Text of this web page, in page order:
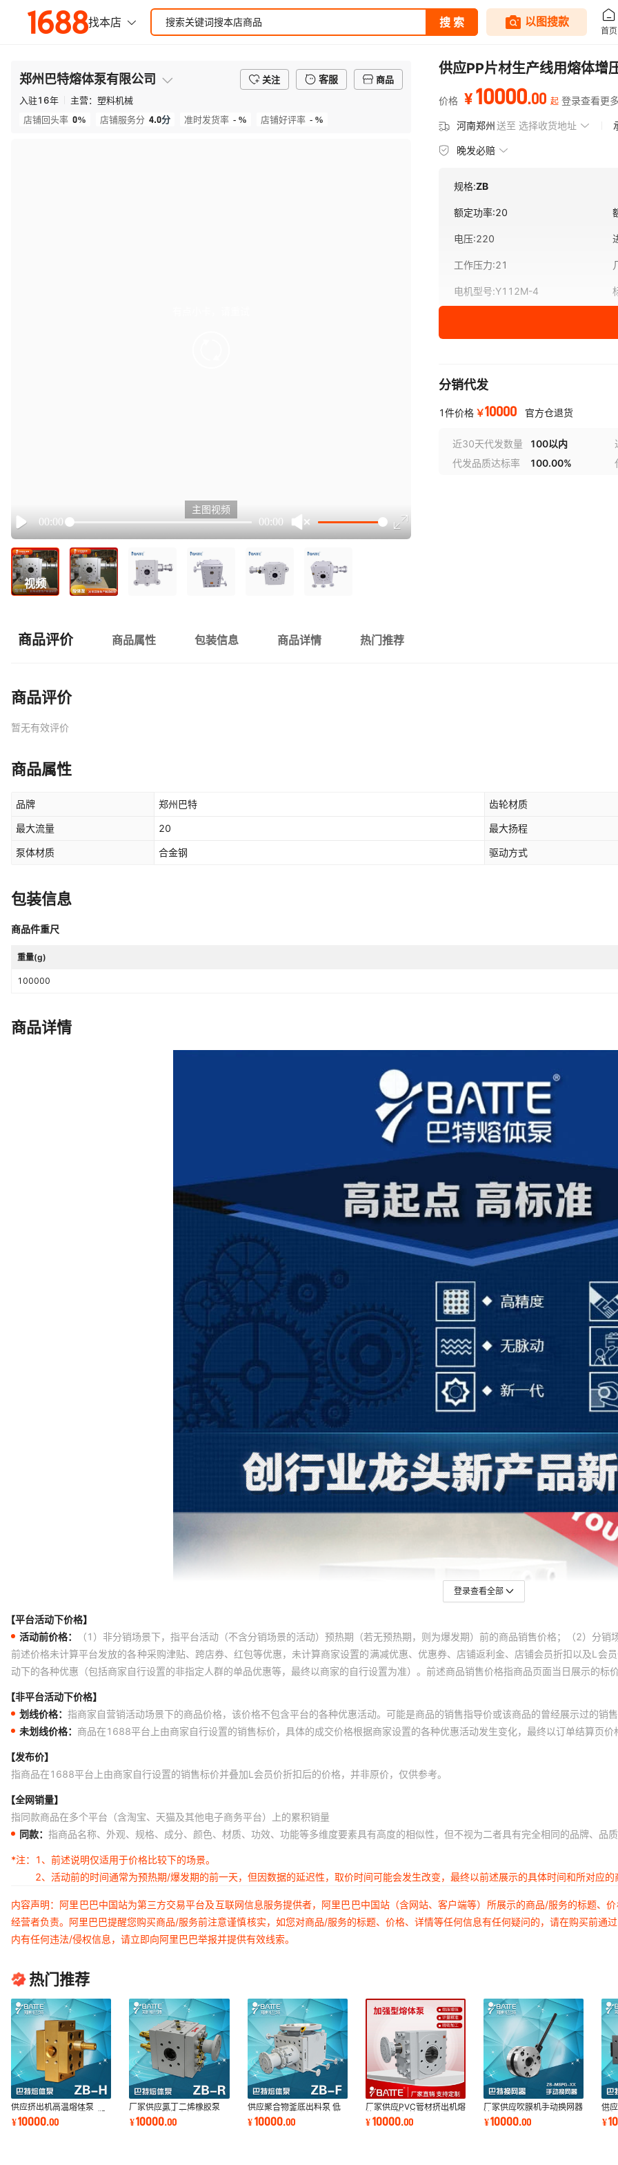
郑州巴特熔体泵有限公司 关注 客服
商品
入驻16年 主营： 塑料机械
店铺回头率 0% 店铺服务分 4.0分 准时发货率 - % 店铺好评率 - %
Play
00:00 00:00
主图视频
视频
供应PP片材生产线用熔体增
价格 ¥10000.00 起 登录查看更
河南郑州送至 选择收货地址
晚发必赔
规格:ZB
额定功率:20
电压:220
工作压力:21
电机型号:Y112M-4
分销代发
1件价格 ￥10000 官方仓退货
近30天代发数量 100以内
代发品质达标率
100.00%
商品评价 商品属性 包装信息 商品详情 热门推荐
商品评价
暂无有效评价
商品属性
品牌 郑州巴特 齿轮材质
最大流量 20 最大扬程
泵体材质 合金钢 驱动方式
包装信息
商品件重尺
重量(g)
100000
商品详情
登录查看全部
【平台活动下价格】
活动前价格：
（1）非分销场景下，指平台活动（不含分销场景的活动）预热期（若无预热期，则为爆发期）前的商品销售价格；（2）分
前述价格未计算平台发放的各种采购津贴、跨店券、红包等优惠，未计算商家设置的满减优惠、优惠券、店铺返利金、店铺会员折扣以及L会
动下的各种优惠（包括商家自行设置的非指定人群的单品优惠等，最终以商家的自行设置为准）。前述商品销售价格指商品页面当日展示的
【非平台活动下价格】
划线价格： 指商家自营销活动场景下的商品价格，该价格不包含平台的各种优惠活动。可能是商品的销售指导价或该商品的曾经展示过的销
未划线价格： 商品在1688平台上由商家自行设置的销售标价，具体的成交价格根据商家设置的各种优惠活动发生变化，最终以订单结算页价
【发布价】
指商品在1688平台上由商家自行设置的销售标价并叠加L会员价折扣后的价格，并非原价，仅供参考。
【全网销量】
指同款商品在多个平台（含淘宝、天猫及其他电子商务平台）上的累积销量
同款： 指商品名称、外观、规格、成分、颜色、材质、功效、功能等多维度要素具有高度的相似性，但不视为二者具有完全相同的品牌、品
*注：
1、前述说明仅适用于价格比较下的场景。
2、活动前的时间通常为预热期/爆发期的前一天，但因数据的延迟性，取价时间可能会发生改变，最终以前述展示的具体时间和所对应的
内容声明：阿里巴巴中国站为第三方交易平台及互联网信息服务提供者，阿里巴巴中国站（含网站、客户端等）所展示的商品/服务的标题、
经营者负责。阿里巴巴提醒您购买商品/服务前注意谨慎核实，如您对商品/服务的标题、价格、详情等任何信息有任何疑问的，请在购买前通
内有任何违法/侵权信息，请立即向阿里巴巴举报并提供有效线索。
热门推荐
供应挤出机高温熔体泵
100cc高温熔体计量泵 塑
料熔体齿轮泵
¥10000.00
厂家供应氯丁二烯橡胶泵
EPDM橡胶挤出机齿轮泵
塑料熔体齿轮泵
¥10000.00
供应聚合物釜底出料泵 低
压大流量熔体出料泵 熔体
输送齿轮泵
¥10000.00
厂家供应PVC管材挤出机熔
体泵 双螺杆挤出机计量泵
100CC熔体泵
¥10000.00
厂家供应吹膜机手动换网器
挤出机手动换网器 熔喷机
快速换网器
¥10000.00
供
螺
压
¥